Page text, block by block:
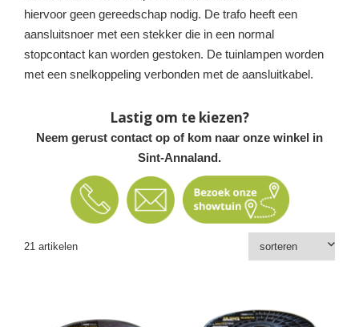
hiervoor geen gereedschap nodig. De trafo heeft een
aansluitsnoer met een stekker die in een normal
stopcontact kan worden gestoken. De tuinlampen worden
met een snelkoppeling verbonden met de aansluitkabel.
Lastig om te kiezen?
Neem gerust contact op of kom naar onze winkel in
Sint-Annaland.
21 artikelen